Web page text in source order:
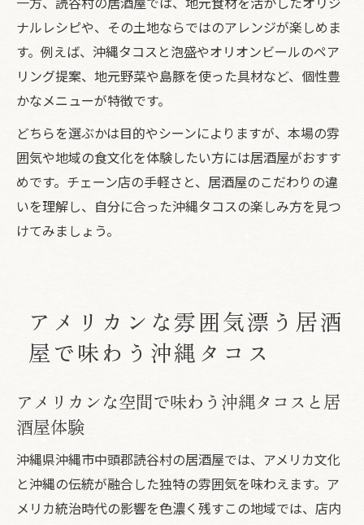
ナルレシピや、その土地ならではのアレンジが楽しめま
す。例えば、沖縄タコスと泡盛やオリオンビールのペア
リング提案、地元野菜や島豚を使った具材など、個性豊
かなメニューが特徴です。
どちらを選ぶかは目的やシーンによりますが、本場の雰
囲気や地域の食文化を体験したい方には居酒屋がおすす
めです。チェーン店の手軽さと、居酒屋のこだわりの違
いを理解し、自分に合った沖縄タコスの楽しみ方を見つ
けてみましょう。
アメリカンな雰囲気漂う居酒
屋で味わう沖縄タコス
アメリカンな空間で味わう沖縄タコスと居
酒屋体験
沖縄県沖縄市中頭郡読谷村の居酒屋では、アメリカ文化
と沖縄の伝統が融合した独特の雰囲気を味わえます。ア
メリカ統治時代の影響を色濃く残すこの地域では、店内